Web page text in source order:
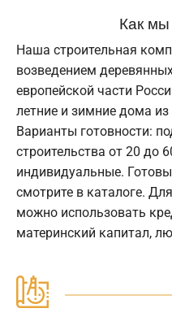
Как
Наша строительная
возведением
европейской части
летние и зимние дома
Варианты готовности:
строительства от 20 до
индивидуальные.
смотрите в каталоге.
можно использовать
материнский капитал,